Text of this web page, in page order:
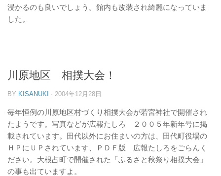
浸かるのも良いでしょう。館内も改装され綺麗になっていま
した。
川原地区 相撲大会！
BY KISANUKI · 2004年12月28日
毎年恒例の川原地区村づくり相撲大会が若宮神社で開催され
たようです。写真などが広報たしろ ２００５年新年号に掲
載されています。田代以外にお住まいの方は、田代町役場の
ＨＰにＵＰされています、ＰＤＦ版 広報たしろをごらんく
ださい。大根占町で開催された「ふるさと秋祭り相撲大会」
の事も出ていますよ。